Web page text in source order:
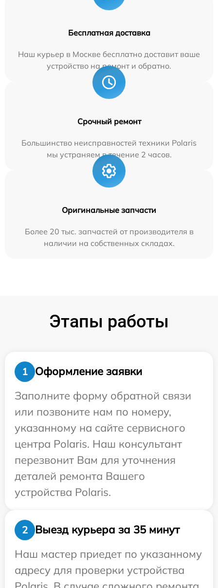
Бесплатная доставка
Наш курьер в Москве бесплатно доставит ваше
устройство на ремонт и обратно.
Срочный ремонт
Большинство неисправностей техники Polaris
мы устраняем в течение 2 часов.
Оригинальные запчасти
Более 20 тыс. запчастей от производителя в
наличии на собственных складах.
Этапы работы
1
Оформление заявки
Заполните форму обратной связи
или позвоните нам по номеру,
указанному на сайте сервисного
центра Polaris. Наш консультант
перезвонит Вам для уточнения
деталей ремонта Вашего
устройства Polaris.
2
Выезд курьера за 35 минут
Наш мастер приедет по указанному
адресу для проверки устройства